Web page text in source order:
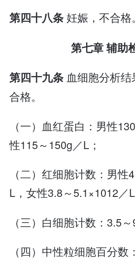
第四十八条妊娠，不合格。
第七章 辅助
第四十九条血细胞分析结
合格。
（一）血红蛋白：男性
性115～150g／L；
（二）红细胞计数：男性
L，女性3.8～5.1×1012／L
（三）白细胞计数：3.5
（四）中性粒细胞百分数